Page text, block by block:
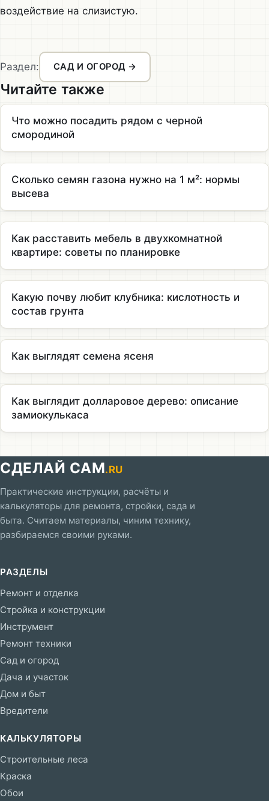
воздействие на слизистую.
Раздел: САД И ОГОРОД →
Читайте также
Что можно посадить рядом с черной
смородиной
Сколько семян газона нужно на 1 м²: нормы
высева
Как расставить мебель в двухкомнатной
квартире: советы по планировке
Какую почву любит клубника: кислотность и
состав грунта
Как выглядят семена ясеня
Как выглядит долларовое дерево: описание
замиокулькаса
СДЕЛАЙ САМ.RU
Практические инструкции, расчёты и
калькуляторы для ремонта, стройки, сада и
быта. Считаем материалы, чиним технику,
разбираемся своими руками.
РАЗДЕЛЫ
Ремонт и отделка
Стройка и конструкции
Инструмент
Ремонт техники
Сад и огород
Дача и участок
Дом и быт
Вредители
КАЛЬКУЛЯТОРЫ
Строительные леса
Краска
Обои